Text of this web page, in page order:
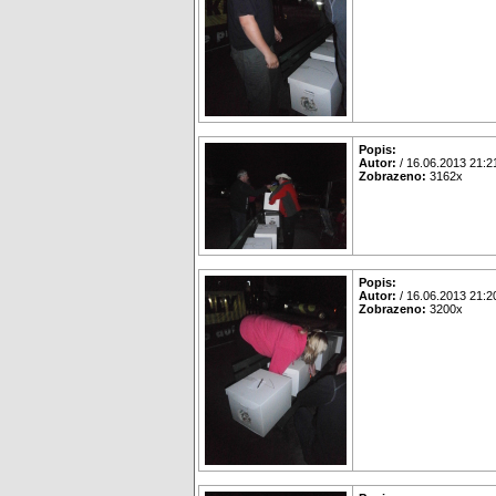
Popis:
Autor: / 16.06.2013
Zobrazeno: 3162x
Popis:
Autor: / 16.06.2013
Zobrazeno: 3200x